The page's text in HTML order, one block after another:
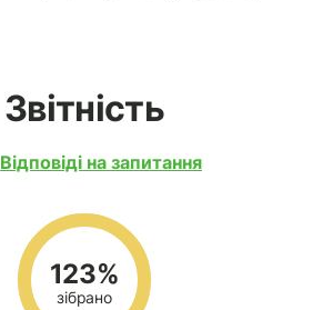
Звітність
Відповіді на запитання
123%
зібрано